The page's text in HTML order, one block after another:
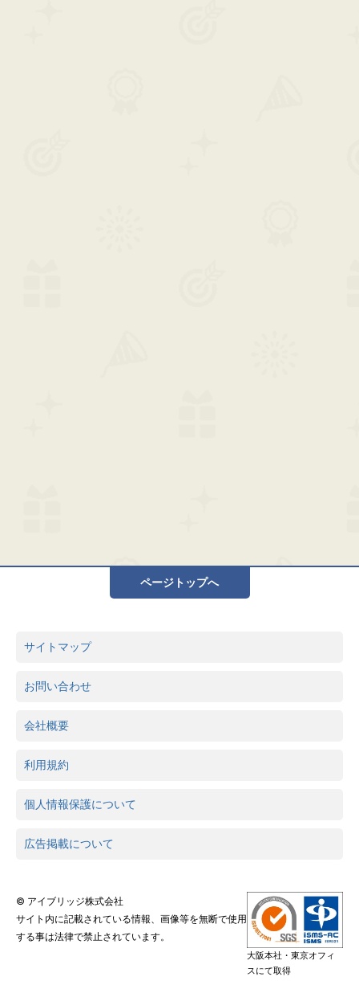
ページトップへ
サイトマップ
お問い合わせ
会社概要
利用規約
個人情報保護について
広告掲載について
© アイブリッジ株式会社
サイト内に記載されている情報、画像等を無断で使用
する事は法律で禁止されています。
大阪本社・東京オフィ
スにて取得